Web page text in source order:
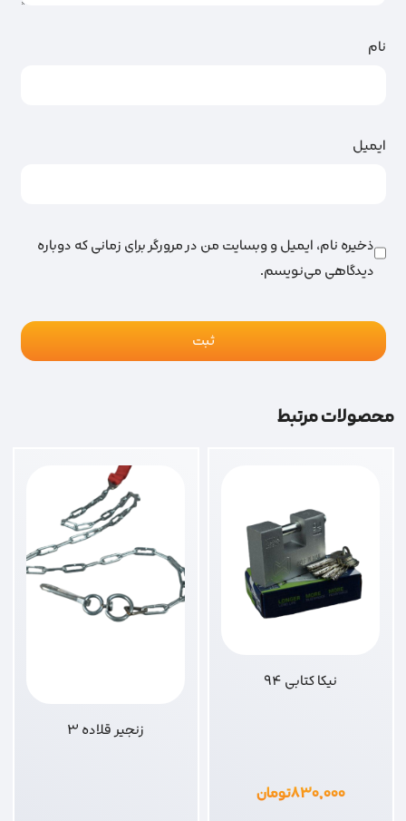
نام
ایمیل
ذخیره نام، ایمیل و وبسایت من در مرورگر برای زمانی که دوباره
دیدگاهی می‌نویسم.
محصولات مرتبط
نیکا کتابی 94
۸۳۰,۰۰۰تومان
زنجیر قلاده 3